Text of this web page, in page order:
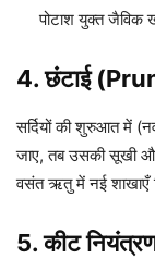
पोटाश युक्त जैविक
4. छंटाई
सर्दियों की शुरुआत में
जाए, तब उसकी सूखी
वसंत ऋतु में नई शाखाएँ
5. कीट